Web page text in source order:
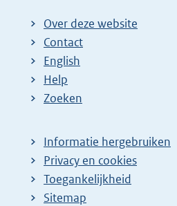
Over deze website
Contact
English
Help
Zoeken
Informatie hergebruiken
Privacy en cookies
Toegankelijkheid
Sitemap